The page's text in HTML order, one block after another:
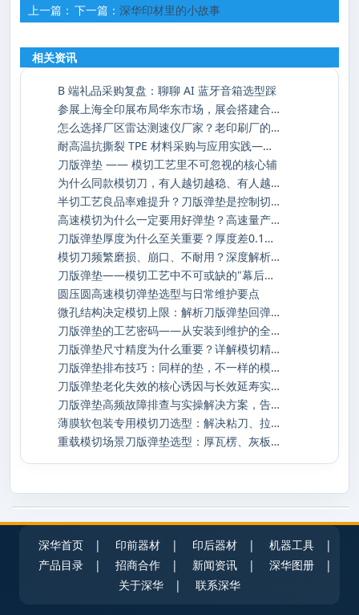
下一篇： 深华印材里的小故事
上一篇：
相关资讯
B 端礼品采购复盘：聊聊 AI 蓝牙音箱选型踩
参展上海全印展布局华东市场，展会搭建合作
怎么选择厂区雷达测速仪厂家？老印刷厂的安
耐高温抗撕裂 TPE 材料采购与应用实践——深
刀版弹垫 —— 模切工艺里不可忽视的核心辅
为什么同款模切刀，有人越切越稳、有人越切
半切工艺良品率难提升？刀版弹垫是控制切入
高速模切为什么一定要用好弹垫？高速量产下
刀版弹垫厚度为什么至关重要？厚度差0.1mm，
模切刀频繁磨损、崩口、不耐用？深度解析损
刀版弹垫——模切工艺中不可或缺的"幕后功臣
圆压圆高速模切弹垫选型与日常维护要点
微孔结构决定模切上限：解析刀版弹垫回弹与
刀版弹垫的工艺密码——从安装到维护的全生
刀版弹垫尺寸精度为什么重要？详解模切精度
刀版弹垫排布技巧：同样的垫，不一样的模切
刀版弹垫老化失效的核心诱因与长效延寿实操
刀版弹垫高频故障排查与实操解决方案，告别
薄膜软包装专用模切刀选型：解决粘刀、拉丝
重载模切场景刀版弹垫选型：厚瓦楞、灰板加
深华首页 | 印前器材 | 印后器材 | 机器工具
|
产品目录
| 招商合作 | 新闻资讯 | 深华图册
|
关于深华
| 联系深华